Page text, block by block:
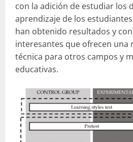
con la adición de estudiar los
aprendizaje de los
han obtenido resultados y
interesantes que ofrecen una
técnica para otros campos y
educativas.